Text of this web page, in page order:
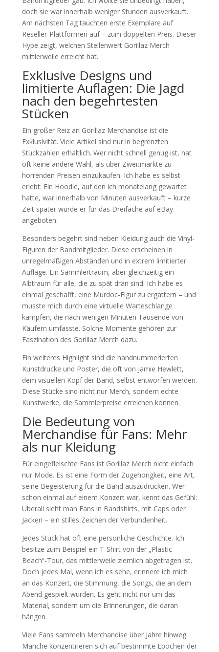
doch sie war innerhalb weniger Stunden ausverkauft.
Am nächsten Tag tauchten erste Exemplare auf
Reseller-Plattformen auf – zum doppelten Preis. Dieser
Hype zeigt, welchen Stellenwert Gorillaz Merch
mittlerweile erreicht hat.
Exklusive Designs und
limitierte Auflagen: Die Jagd
nach den begehrtesten
Stücken
Ein großer Reiz an Gorillaz Merchandise ist die
Exklusivität. Viele Artikel sind nur in begrenzten
Stückzahlen erhältlich. Wer nicht schnell genug ist, hat
oft keine andere Wahl, als über Zweitmärkte zu
horrenden Preisen einzukaufen. Ich habe es selbst
erlebt: Ein Hoodie, auf den ich monatelang gewartet
hatte, war innerhalb von Minuten ausverkauft – kurze
Zeit später wurde er für das Dreifache auf eBay
angeboten.
Besonders begehrt sind neben Kleidung auch die Vinyl-
Figuren der Bandmitglieder. Diese erscheinen in
unregelmäßigen Abständen und in extrem limitierter
Auflage. Ein Sammlertraum, aber gleichzeitig ein
Albtraum für alle, die zu spät dran sind. Ich habe es
einmal geschafft, eine Murdoc-Figur zu ergattern – und
musste mich durch eine virtuelle Warteschlange
kämpfen, die nach wenigen Minuten Tausende von
Käufern umfasste. Solche Momente gehören zur
Faszination des Gorillaz Merch dazu.
Ein weiteres Highlight sind die handnummerierten
Kunstdrucke und Poster, die oft von Jamie Hewlett,
dem visuellen Kopf der Band, selbst entworfen werden.
Diese Stücke sind nicht nur Merch, sondern echte
Kunstwerke, die Sammlerpreise erreichen können.
Die Bedeutung von
Merchandise für Fans: Mehr
als nur Kleidung
Für eingefleischte Fans ist Gorillaz Merch nicht einfach
nur Mode. Es ist eine Form der Zugehörigkeit, eine Art,
seine Begeisterung für die Band auszudrücken. Wer
schon einmal auf einem Konzert war, kennt das Gefühl:
Überall sieht man Fans in Bandshirts, mit Caps oder
Jacken – ein stilles Zeichen der Verbundenheit.
Jedes Stück hat oft eine persönliche Geschichte. Ich
besitze zum Beispiel ein T-Shirt von der „Plastic
Beach“-Tour, das mittlerweile ziemlich abgetragen ist.
Doch jedes Mal, wenn ich es sehe, erinnere ich mich
an das Konzert, die Stimmung, die Songs, die an dem
Abend gespielt wurden. Es geht nicht nur um das
Material, sondern um die Erinnerungen, die daran
hängen.
Viele Fans sammeln Merchandise über Jahre hinweg.
Manche konzentrieren sich auf bestimmte Epochen der